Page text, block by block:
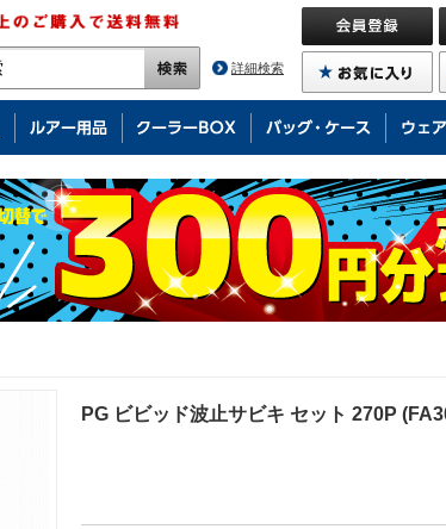
詳細検索
PG ビビッド波止サビキ セット 270P